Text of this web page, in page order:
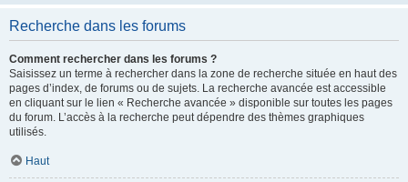
Recherche dans les forums
Comment rechercher dans les forums ?
Saisissez un terme à rechercher dans la zone de recherche située en haut des
pages d’index, de forums ou de sujets. La recherche avancée est accessible
en cliquant sur le lien « Recherche avancée » disponible sur toutes les pages
du forum. L’accès à la recherche peut dépendre des thèmes graphiques
utilisés.
Haut